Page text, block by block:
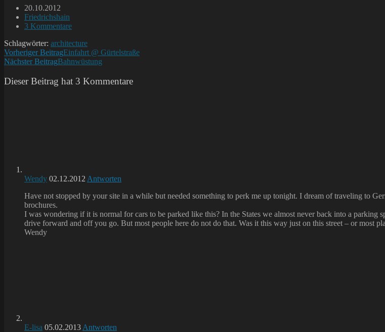
Beitrag
veröffentlicht:
20.10.2012
Beitrags-
Kategorie:
Friedrichshain
Beitrags-
3 Kommentare
Schlagwörter: architecture
Weitere
Artikel
ansehen
Vorheriger BeitragEinfahrt @ Gürtelstraße
Nächster BeitragBahnwüstung
Dieser Beitrag hat 3 Kommentare
Wendy 02.12.2012 Antworten
Have not stopped by your site in a while but needed something to perk me up tonight. I dream of traveling to
brochures.
I was wondering if it is normal for cars to be parked like this? In the States we almost never back into a parking
drive forward and off you go. But most people here do not do that. Was it this way just on this street – or most
Wendy
E-lisa 05.02.2013 Antworten